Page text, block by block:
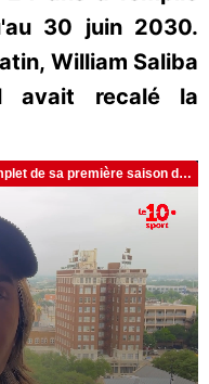
30 juin 2030.
William Saliba
avait recalé la